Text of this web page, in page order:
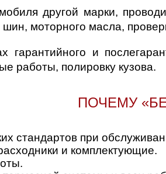
другой марки,
моторного масла,
гарантийного и
работы, полировку кузова.
ПОЧЕМУ
стандартов при
и комплектующие.